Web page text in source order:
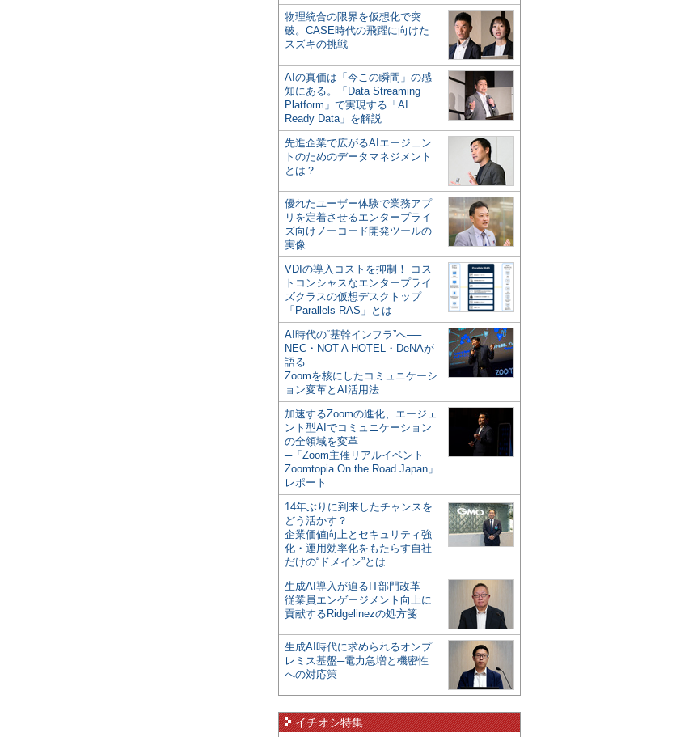
物理統合の限界を仮想化で突
破。CASE時代の飛躍に向けた
スズキの挑戦
AIの真価は「今この瞬間」の感
知にある。「Data Streaming
Platform」で実現する「AI
Ready Data」を解説
先進企業で広がるAIエージェン
トのためのデータマネジメント
とは？
優れたユーザー体験で業務アプ
リを定着させるエンタープライ
ズ向けノーコード開発ツールの
実像
VDIの導入コストを抑制！ コス
トコンシャスなエンタープライ
ズクラスの仮想デスクトップ
「Parallels RAS」とは
AI時代の“基幹インフラ”へ──
NEC・NOT A HOTEL・DeNAが
語る
Zoomを核にしたコミュニケーシ
ョン変革とAI活用法
加速するZoomの進化、エージェ
ント型AIでコミュニケーション
の全領域を変革
─「Zoom主催リアルイベント
Zoomtopia On the Road Japan」
レポート
14年ぶりに到来したチャンスを
どう活かす？
企業価値向上とセキュリティ強
化・運用効率化をもたらす自社
だけの“ドメイン”とは
生成AI導入が迫るIT部門改革―
従業員エンゲージメント向上に
貢献するRidgelinezの処方箋
生成AI時代に求められるオンプ
レミス基盤─電力急増と機密性
への対応策
イチオシ特集